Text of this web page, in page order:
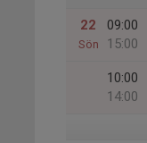
22
Sön
09:00
15:00
10:00
14:00